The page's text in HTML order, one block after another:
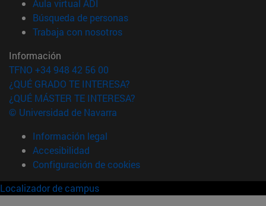
Aula virtual ADI
Búsqueda de personas(abre en nueva ventana)
Trabaja con nosotros(abre en nueva ventana)
Información
TFNO +34 948 42 56 00
¿QUÉ GRADO TE INTERESA?
¿QUÉ MÁSTER TE INTERESA?
© Universidad de Navarra
Información legal
Accesibilidad
Configuración de cookies
Localizador de campus